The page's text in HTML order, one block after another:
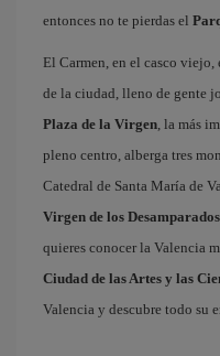
entonces no te pierdas el
El Carmen, en el casco
de la ciudad, lleno de gente
Plaza de la Virgen, la más
pleno centro, alberga tres
Catedral de Santa María de
Virgen de los Desamparados
quieres conocer la Valencia
Ciudad de las Artes y las
Valencia y descubre todo su